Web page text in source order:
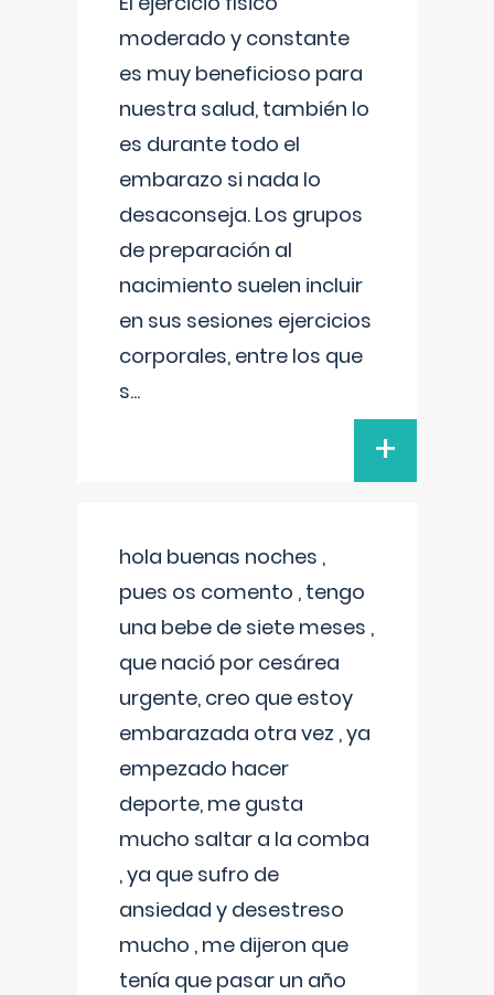
moderado y constante
es muy beneficioso para
nuestra salud, también lo
es durante todo el
embarazo si nada lo
desaconseja. Los grupos
de preparación al
nacimiento suelen incluir
en sus sesiones ejercicios
corporales, entre los que
s...
+
hola buenas noches ,
pues os comento , tengo
una bebe de siete meses ,
que nació por cesárea
urgente, creo que estoy
embarazada otra vez , ya
empezado hacer
deporte, me gusta
mucho saltar a la comba
, ya que sufro de
ansiedad y desestreso
mucho , me dijeron que
tenía que pasar un año